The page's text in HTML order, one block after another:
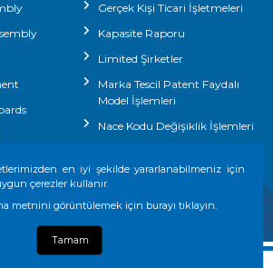
Gerçek Kişi Ticari İşletmeleri
Kapasite Raporu
Limited Şirketler
Marka Tescil Patent Faydalı
Model İşlemleri
Nace Kodu Değişiklik İşlemleri
İhracat Destek Ofisi İşlemleri
en iyi şekilde yararlanabilmeniz için
çerezler kullanır.
metnini görüntülemek için burayı tıklayın.
Tamam